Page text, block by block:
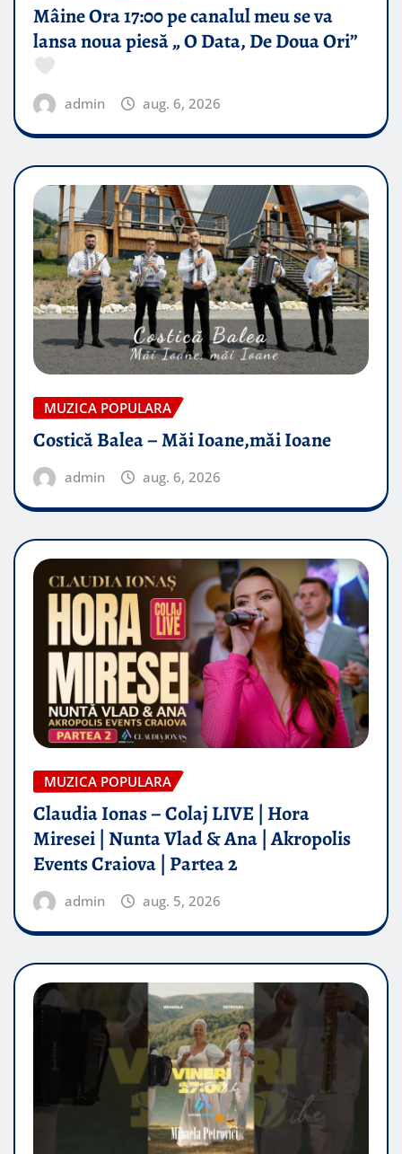
Mâine Ora 17:00 pe canalul meu se va
lansa noua piesă „ O Data, De Doua Ori”
admin aug. 6, 2026
MUZICA POPULARA
Costică Balea – Măi Ioane,măi Ioane
admin aug. 6, 2026
MUZICA POPULARA
Claudia Ionas – Colaj LIVE | Hora
Miresei | Nunta Vlad & Ana | Akropolis
Events Craiova | Partea 2
admin aug. 5, 2026